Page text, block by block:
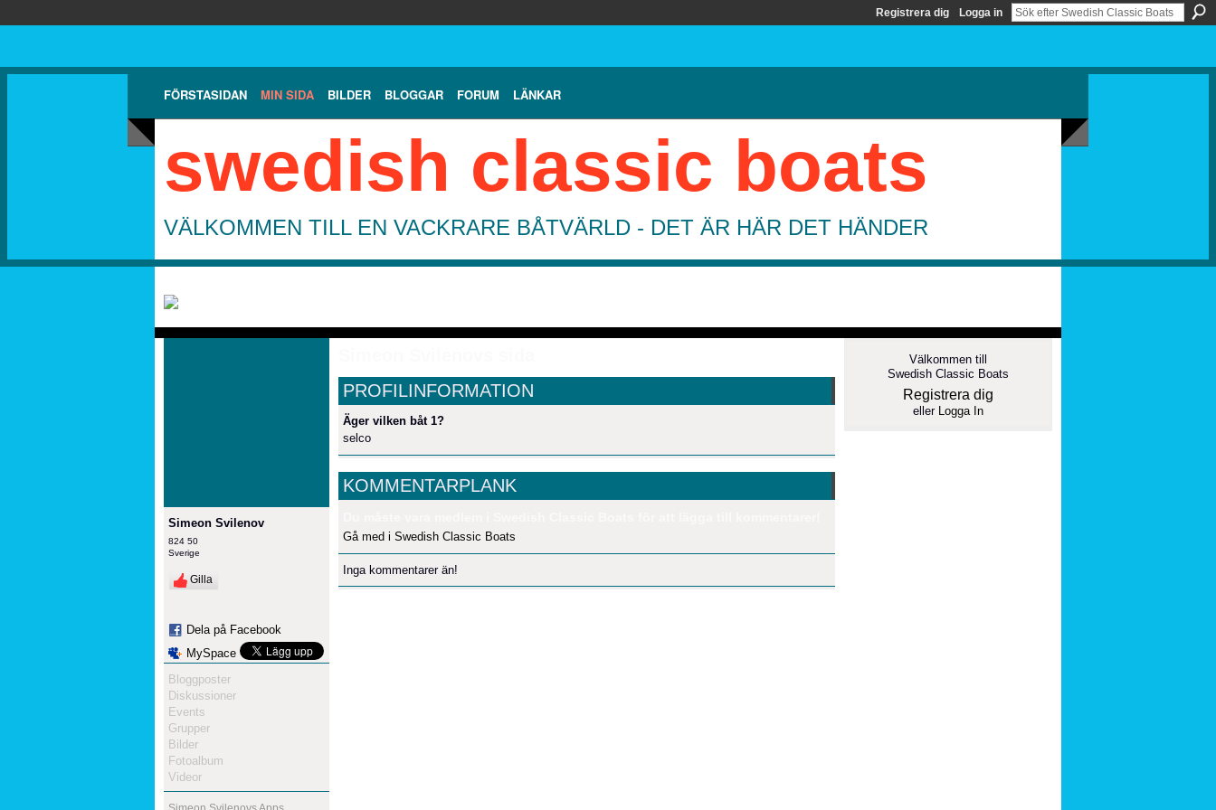
Registrera dig Logga in
FÖRSTASIDAN MIN SIDA BILDER BLOGGAR FORUM LÄNKAR
swedish classic boats
VÄLKOMMEN TILL EN VACKRARE BÅTVÄRLD - DET ÄR HÄR DET HÄNDER
Simeon Svilenov
824 50
Sverige
Gilla
Dela på Facebook
MySpace
Bloggposter
Diskussioner
Events
Grupper
Bilder
Fotoalbum
Videor
PROFILINFORMATION
Äger vilken båt 1?
selco
KOMMENTARPLANK
Gå med i Swedish Classic Boats
Inga kommentarer än!
Välkommen till
Swedish Classic Boats
Registrera dig
eller Logga In